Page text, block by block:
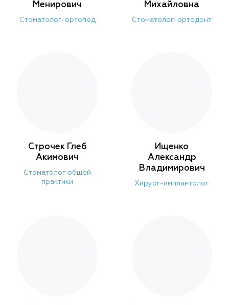
Менирович
Стоматолог-ортопед
Михайловна
Стоматолог-ортодонт
Строчек Глеб
Акимович
Стоматолог общей
практики
Ищенко
Александр
Владимирович
Хирург-имплантолог